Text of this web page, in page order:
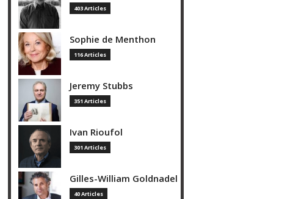
403 Articles
Sophie de Menthon
116 Articles
Jeremy Stubbs
351 Articles
Ivan Rioufol
301 Articles
Gilles-William Goldnadel
40 Articles